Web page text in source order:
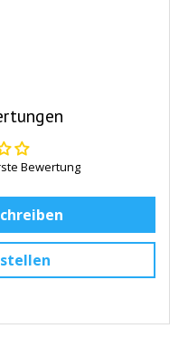
Bewertung